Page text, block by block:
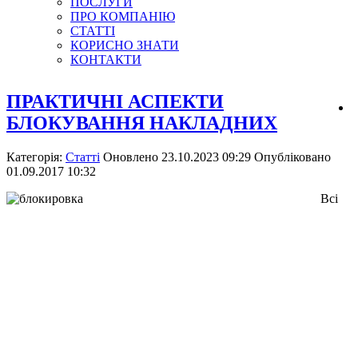
ПРО КОМПАНІЮ
СТАТТІ
КОРИСНО ЗНАТИ
КОНТАКТИ
ПРАКТИЧНІ АСПЕКТИ
БЛОКУВАННЯ НАКЛАДНИХ
Категорія: Статті Оновлено 23.10.2023 09:29 Опубліковано
01.09.2017 10:32
Всі